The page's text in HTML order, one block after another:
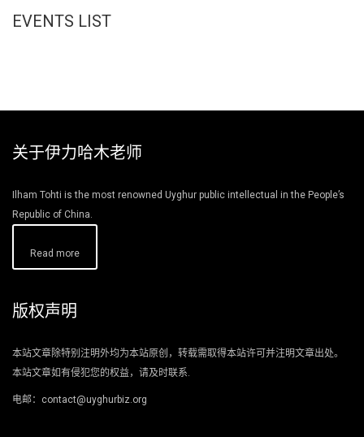
EVENTS LIST
关于伊力哈木老师
Ilham Tohti is the most renowned Uyghur public intellectual in the People’s
Republic of China.
Read more
版权声明
本站文章除特别注明外均为本站原创，转载需取得本站许可并注明文章出处。
本站文章如有侵犯您的权益，请及时联系.
电邮：contact@uyghurbiz.org